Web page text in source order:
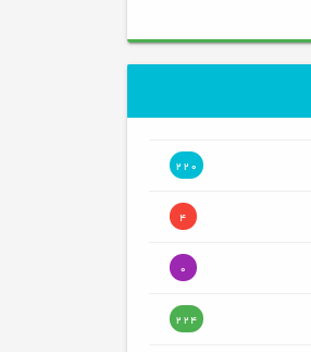
220
4
0
224